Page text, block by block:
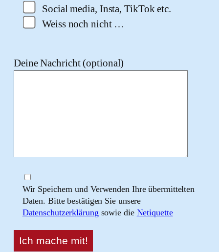
Social media, Insta, TikTok etc.
Weiss noch nicht …
Deine Nachricht (optional)
Wir Speichern und Verwenden Ihre übermittelten
Daten. Bitte bestätigen Sie unsere
Datenschutzerklärung sowie die Netiquette